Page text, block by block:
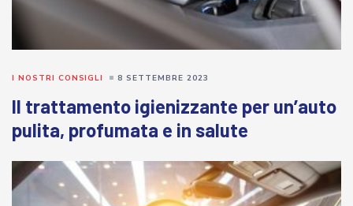
Il trattamento igienizzante per un’auto
pulita, profumata e in salute
I NOSTRI CONSIGLI 8 SETTEMBRE 2023